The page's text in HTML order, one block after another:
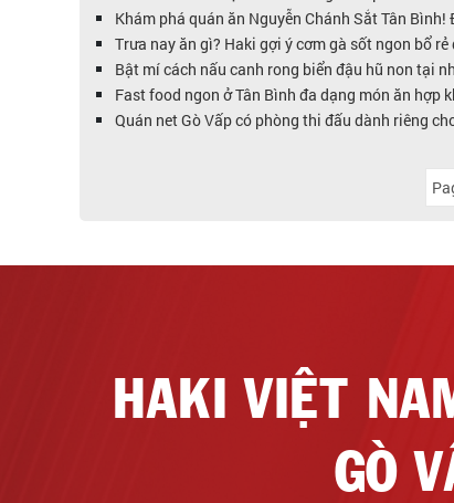
Khám phá quán ăn Nguyễn Chánh Sắt Tân
Trưa nay ăn gì? Haki gợi ý cơm gà sốt ngon bổ
Bật mí cách nấu canh rong biển đậu hũ non tại
Fast food ngon ở Tân Bình đa dạng món ăn hợp
Quán net Gò Vấp có phòng thi đấu dành riêng
HAKI VIỆT
GÒ